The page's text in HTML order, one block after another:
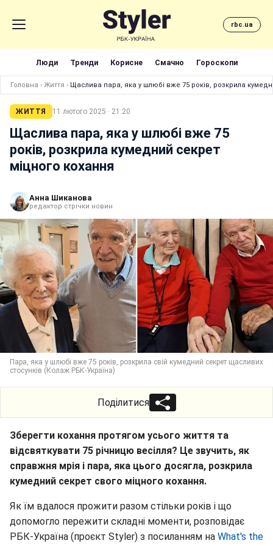
rbc.ua
Люди Тренди Корисне Смачно Гороскопи
Головна › Життя › Щаслива пара, яка у шлюбі вже 75 років, розкрила
ЖИТТЯ 11 лютого 2025 · 21:20
Щаслива пара, яка у шлюбі вже 75
років, розкрила кумедний секрет
міцного кохання
Анна Шиканова
редактор стрічки новин
Пара, яка у шлюбі вже 75 років, розкрила свій кумедний секрет щасливих
стосунків (Колаж РБК-Україна)
Поділитися
Зберегти кохання протягом усього життя та
відсвяткувати 75 річницю весілля? Це звучить, як
справжня мрія і пара, яка цього досягла, розкрила
кумедний секрет свого міцного кохання.
Як їм вдалося прожити разом стільки років і що
допомогло пережити складні моменти, розповідає
РБК-Україна (проєкт Styler) з посиланням на What's the